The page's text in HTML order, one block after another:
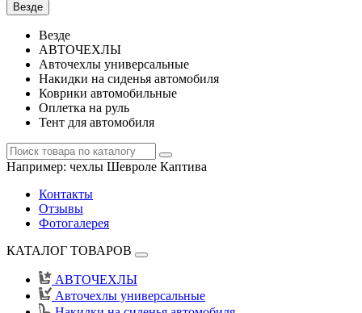
Везде
Везде
АВТОЧЕХЛЫ
Авточехлы универсальные
Накидки на сиденья автомобиля
Коврики автомобильные
Оплетка на руль
Тент для автомобиля
Например: чехлы Шевроле Каптива
Контакты
Отзывы
Фотогалерея
КАТАЛОГ ТОВАРОВ
АВТОЧЕХЛЫ
Авточехлы универсальные